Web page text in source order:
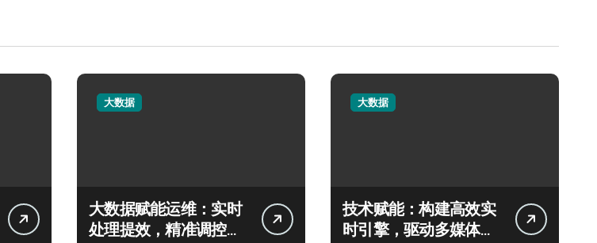
大数据
大数据赋能运维：实时
处理提效，精准调控信
大数据
技术赋能：构建高效实
时引擎，驱动多媒体大